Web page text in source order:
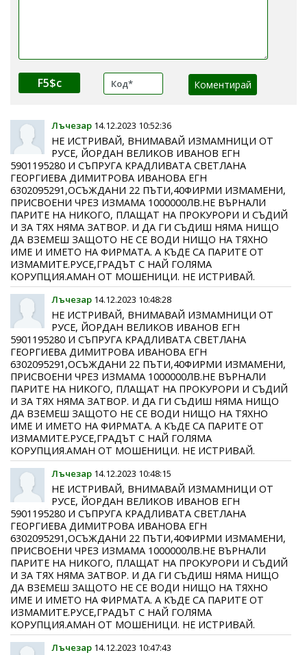
F5$c
Лъчезар 14.12.2023 10:52:36
НЕ ИСТРИВАЙ, ВНИМАВАЙ ИЗМАМНИЦИ ОТ
РУСЕ, ЙОРДАН ВЕЛИКОВ ИВАНОВ ЕГН
5901195280 И СЪПРУГА КРАДЛИВАТА СВЕТЛАНА
ГЕОРГИЕВА ДИМИТРОВА ИВАНОВА ЕГН
6302095291,ОСЪЖДАНИ 22 ПЪТИ,40ФИРМИ ИЗМАМЕНИ,
ПРИСВОЕНИ ЧРЕЗ ИЗМАМА 1000000ЛВ.НЕ ВЪРНАЛИ
ПАРИТЕ НА НИКОГО, ПЛАЩАТ НА ПРОКУРОРИ И СЪДИЙ
И ЗА ТЯХ НЯМА ЗАТВОР. И ДА ГИ СЪДИШ НЯМА НИЩО
ДА ВЗЕМЕШ ЗАЩОТО НЕ СЕ ВОДИ НИЩО НА ТЯХНО
ИМЕ И ИМЕТО НА ФИРМАТА. А КЪДЕ СА ПАРИТЕ ОТ
ИЗМАМИТЕ.РУСЕ,ГРАДЪТ С НАЙ ГОЛЯМА
КОРУПЦИЯ.АМАН ОТ МОШЕНИЦИ. НЕ ИСТРИВАЙ.
Лъчезар 14.12.2023 10:48:28
НЕ ИСТРИВАЙ, ВНИМАВАЙ ИЗМАМНИЦИ ОТ
РУСЕ, ЙОРДАН ВЕЛИКОВ ИВАНОВ ЕГН
5901195280 И СЪПРУГА КРАДЛИВАТА СВЕТЛАНА
ГЕОРГИЕВА ДИМИТРОВА ИВАНОВА ЕГН
6302095291,ОСЪЖДАНИ 22 ПЪТИ,40ФИРМИ ИЗМАМЕНИ,
ПРИСВОЕНИ ЧРЕЗ ИЗМАМА 1000000ЛВ.НЕ ВЪРНАЛИ
ПАРИТЕ НА НИКОГО, ПЛАЩАТ НА ПРОКУРОРИ И СЪДИЙ
И ЗА ТЯХ НЯМА ЗАТВОР. И ДА ГИ СЪДИШ НЯМА НИЩО
ДА ВЗЕМЕШ ЗАЩОТО НЕ СЕ ВОДИ НИЩО НА ТЯХНО
ИМЕ И ИМЕТО НА ФИРМАТА. А КЪДЕ СА ПАРИТЕ ОТ
ИЗМАМИТЕ.РУСЕ,ГРАДЪТ С НАЙ ГОЛЯМА
КОРУПЦИЯ.АМАН ОТ МОШЕНИЦИ. НЕ ИСТРИВАЙ.
Лъчезар 14.12.2023 10:48:15
НЕ ИСТРИВАЙ, ВНИМАВАЙ ИЗМАМНИЦИ ОТ
РУСЕ, ЙОРДАН ВЕЛИКОВ ИВАНОВ ЕГН
5901195280 И СЪПРУГА КРАДЛИВАТА СВЕТЛАНА
ГЕОРГИЕВА ДИМИТРОВА ИВАНОВА ЕГН
6302095291,ОСЪЖДАНИ 22 ПЪТИ,40ФИРМИ ИЗМАМЕНИ,
ПРИСВОЕНИ ЧРЕЗ ИЗМАМА 1000000ЛВ.НЕ ВЪРНАЛИ
ПАРИТЕ НА НИКОГО, ПЛАЩАТ НА ПРОКУРОРИ И СЪДИЙ
И ЗА ТЯХ НЯМА ЗАТВОР. И ДА ГИ СЪДИШ НЯМА НИЩО
ДА ВЗЕМЕШ ЗАЩОТО НЕ СЕ ВОДИ НИЩО НА ТЯХНО
ИМЕ И ИМЕТО НА ФИРМАТА. А КЪДЕ СА ПАРИТЕ ОТ
ИЗМАМИТЕ.РУСЕ,ГРАДЪТ С НАЙ ГОЛЯМА
КОРУПЦИЯ.АМАН ОТ МОШЕНИЦИ. НЕ ИСТРИВАЙ.
Лъчезар 14.12.2023 10:47:43